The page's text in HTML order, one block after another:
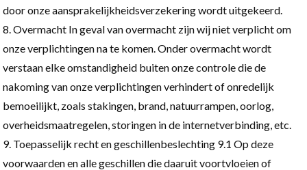
door onze aansprakelijkheidsverzekering wordt uitgekeerd.
Overmacht In geval van overmacht zijn wij niet verplicht om
onze verplichtingen na te komen. Onder overmacht wordt
verstaan elke omstandigheid buiten onze controle die de
nakoming van onze verplichtingen verhindert of onredelijk
bemoeilijkt, zoals stakingen, brand, natuurrampen, oorlog,
overheidsmaatregelen, storingen in de internetverbinding, etc.
Toepasselijk recht en geschillenbeslechting 9.1 Op deze
voorwaarden en alle geschillen die daaruit voortvloeien of